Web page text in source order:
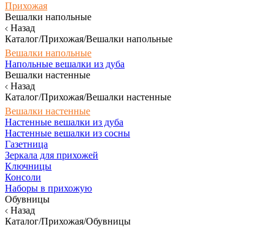
Прихожая
Вешалки напольные
Назад
Каталог/Прихожая/Вешалки напольные
Вешалки напольные
Напольные вешалки из дуба
Вешалки настенные
Назад
Каталог/Прихожая/Вешалки настенные
Вешалки настенные
Настенные вешалки из дуба
Настенные вешалки из сосны
Газетница
Зеркала для прихожей
Ключницы
Консоли
Наборы в прихожую
Обувницы
Назад
Каталог/Прихожая/Обувницы